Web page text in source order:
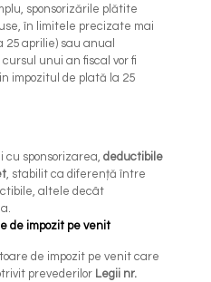
sponsorizările plătite
în limitele precizate mai
25 aprilie) sau anual
unui an fiscal vor fi
impozitul de plată la 25
cu sponsorizarea, deductibile
, stabilit ca diferență între
altele decât
de impozit pe venit
de impozit pe venit care
prevederilor Legii nr.